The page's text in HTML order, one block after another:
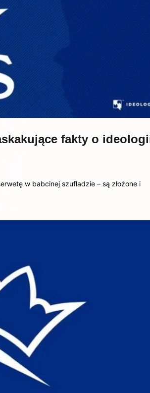
fakty o
w babcinej szufladzie – są złożone i